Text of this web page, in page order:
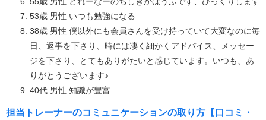
53歳 男性 いつも勉強になる
38歳 男性 僕以外にも会員さんを受け持っていて大変なのに毎
日、返事を下さり、時には凄く細かくアドバイス、メッセー
ジを下さり、とてもありがたいと感じています。いつも、あ
りがとうございます♪
40代 男性 知識が豊富
担当トレーナーのコミュニケーションの取り方【口コミ・